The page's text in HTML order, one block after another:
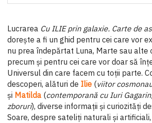
Lucrarea Cu ILIE prin galaxie. Carte de
dorește a fi un ghid pentru cei care vor
nu prea îndepărtat Luna, Marte sau alte
precum și pentru cei care vor doar să
Universul din care facem cu toții parte.
descoperi, alături de Ilie (viitor
și Matilda (contemporană cu Iuri
zboruri), diverse informații și curiozități
Soare, despre sateliți naturali și